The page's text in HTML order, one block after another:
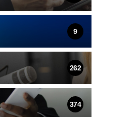
9
262
374